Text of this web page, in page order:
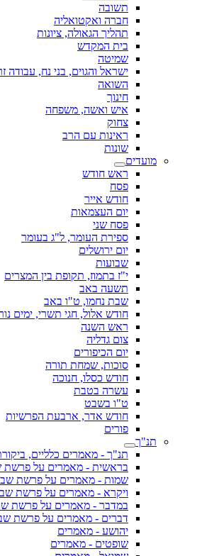
תשובה
חברה ואקטואליה
תהליך הגאולה, ציונות
בית המקדש
שמיטה
ישראל והגוים, בני נח, עבודה
השואה
חינוך
איש ואשה, משפחה
צחוק
ראינות עם הרב
שונות
מועדים
ראש חודש
פסח
חודש אייר
יום העצמאות
פסח שני
ספירת העומר, ל"ג בעומר
יום ירושלים
שבועות
י"ז בתמוז, תקופת בין המצרים
תשעה באב
שבת נחמו, ט"ו באב
חודש אלול, חגי תשרי, ימים
ראש השנה
צום גדליה
יום הכיפורים
סוכות, שמחת תורה
חודש כסלו, חנוכה
עשרה בטבת
ט"ו בשבט
חודש אדר, ארבעת הפרשיות
פורים
תנ"ך
תנ"ך - מאמרים כלליים,
בראשית - מאמרים על פרשת
שמות - מאמרים על פרשת
ויקרא - מאמרים על פרשת
במדבר - מאמרים על פרשת
דברים - מאמרים על פרשת
יהושע - מאמרים
שופטים - מאמרים